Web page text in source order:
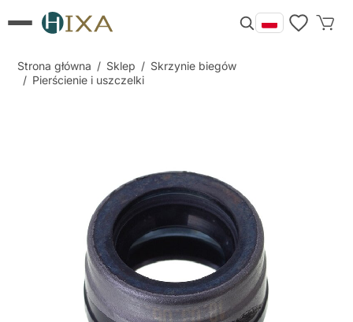
Strona główna / Sklep / Skrzynie biegów
/ Pierścienie i uszczelki